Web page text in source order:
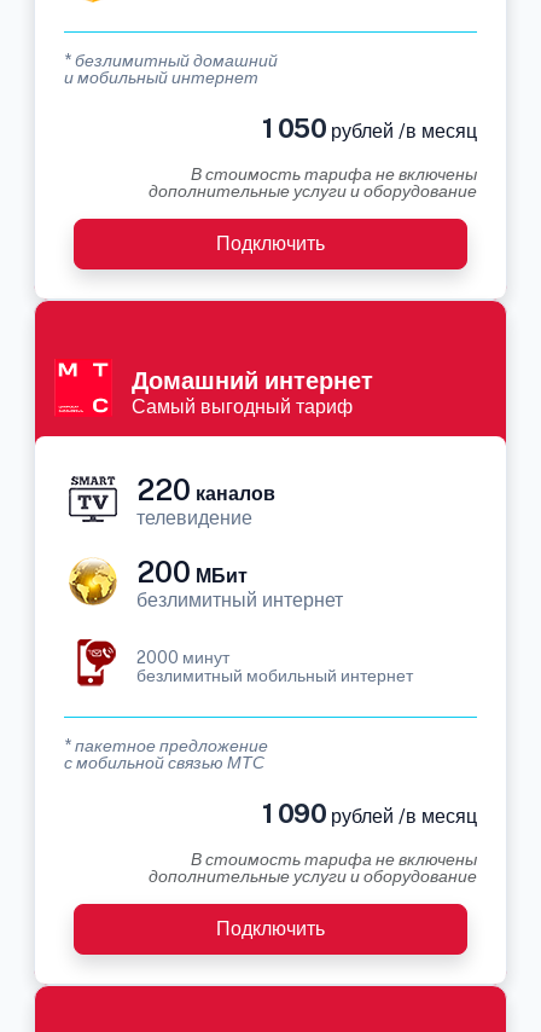
* безлимитный домашний
и мобильный интернет
1 050 рублей /в месяц
В стоимость тарифа не включены
дополнительные услуги и оборудование
Подключить
Домашний интернет
Самый выгодный тариф
220 каналов
телевидение
200 МБит
безлимитный интернет
2000 минут
безлимитный мобильный интернет
* пакетное предложение
с мобильной связью МТС
1 090 рублей /в месяц
В стоимость тарифа не включены
дополнительные услуги и оборудование
Подключить